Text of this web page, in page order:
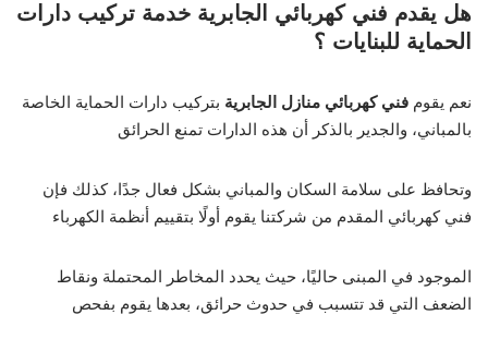
هل يقدم فني كهربائي الجابرية خدمة تركيب دارات
الحماية للبنايات ؟
نعم يقوم فني كهربائي منازل الجابرية بتركيب دارات الحماية الخاصة
بالمباني، والجدير بالذكر أن هذه الدارات تمنع الحرائق
وتحافظ على سلامة السكان والمباني بشكل فعال جدًا، كذلك فإن
فني كهربائي المقدم من شركتنا يقوم أولًا بتقييم أنظمة الكهرباء
الموجود في المبنى حاليًا، حيث يحدد المخاطر المحتملة ونقاط
الضعف التي قد تتسبب في حدوث حرائق، بعدها يقوم بفحص